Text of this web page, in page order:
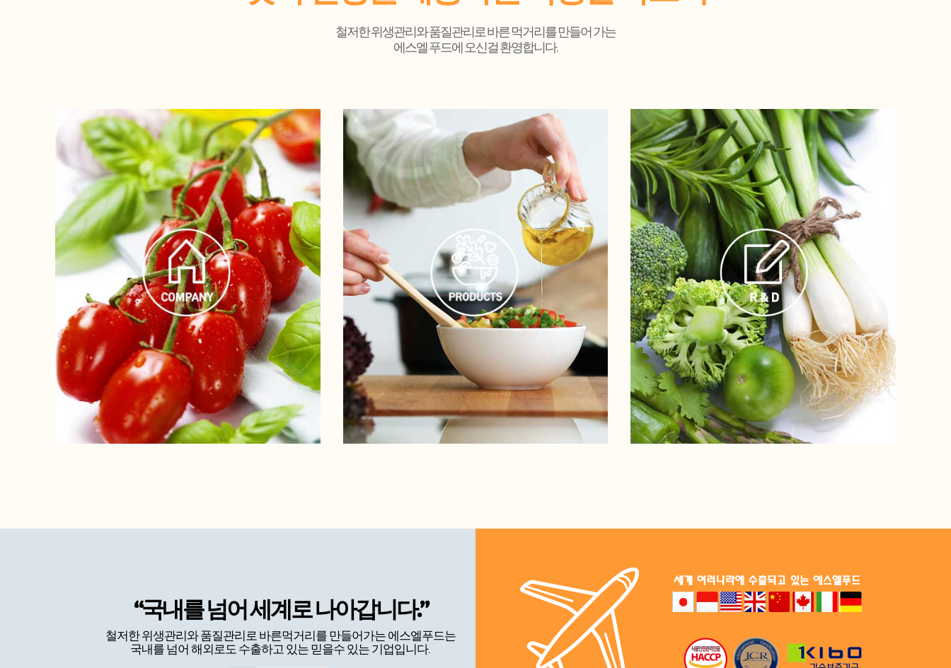
철저한 위생관리와 품질관리로 바른 먹거리를 만들어 가는
에스엘 푸드에 오신걸 환영합니다.
“국내를 넘어 세계로 나아갑니다.”
철저한 위생관리와 품질관리로 바른먹거리를 만들어가는 에스엘푸드는
국내를 넘어 해외로도 수출하고 있는 믿을수 있는 기업입니다.